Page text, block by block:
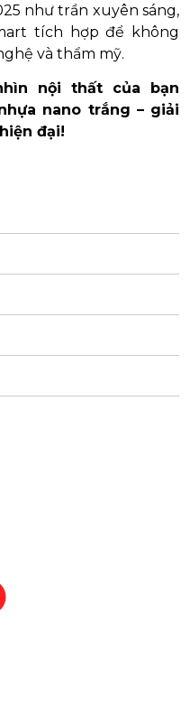
như trần xuyên sáng,
tích hợp để không
và thẩm mỹ.
nội thất của bạn
nano trắng – giải
đại!